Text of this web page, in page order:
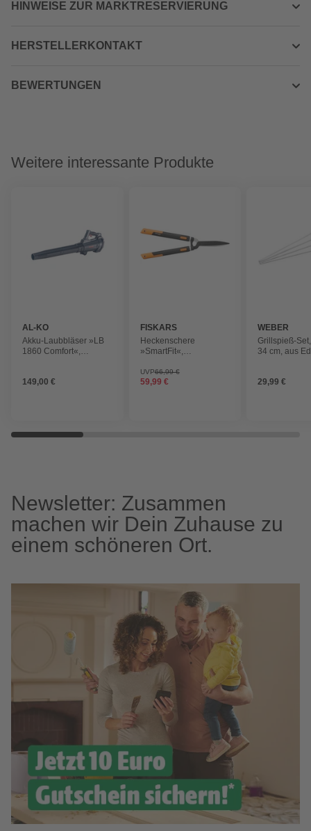
HINWEISE ZUR MARKTRESERVIERUNG
HERSTELLERKONTAKT
BEWERTUNGEN
Weitere interessante Produkte
AL-KO
Akku-Laubbläser »LB
1860 Comfort«,
450 km/h
149,00 €
FISKARS
Heckenschere
»SmartFit«,
Bypass, schwarz
UVP66,99 €
59,99 €
WEBER
Grillspieß-
34 cm, aus
29,99 €
Newsletter: Zusammen
machen wir Dein Zuhause zu
einem schöneren Ort.